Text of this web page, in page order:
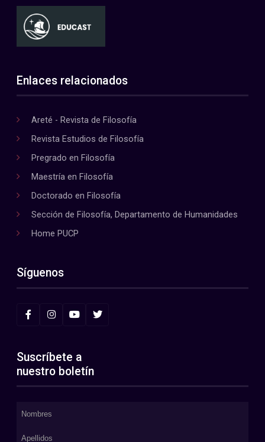
Enlaces relacionados
Areté - Revista de Filosofía
Revista Estudios de Filosofía
Pregrado en Filosofía
Maestría en Filosofía
Doctorado en Filosofía
Sección de Filosofía, Departamento de Humanidades
Home PUCP
Síguenos
Suscríbete a
nuestro boletín